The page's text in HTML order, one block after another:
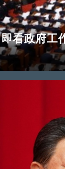
看政府工